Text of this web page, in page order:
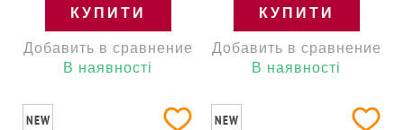
КУПИТИ
Добавить в сравнение
В наявності
КУПИТИ
Добавить в сравнение
В наявності
NEW NEW